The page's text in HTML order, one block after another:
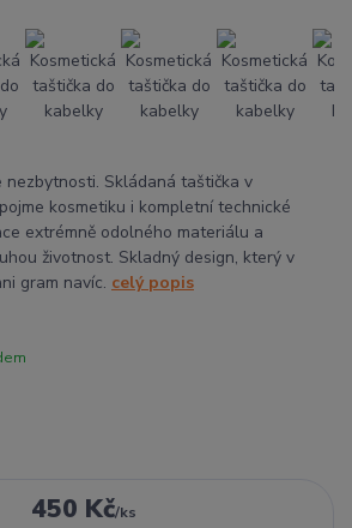
Skládaná taštička v
kosmetiku i kompletní technické
extrémně odolného materiálu a
životnost. Skladný design, který v
gram navíc. celý popis
450 Kč/ks